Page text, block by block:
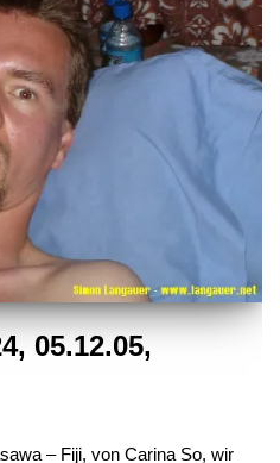
05.12.05,
– Fiji, von Carina So, wir